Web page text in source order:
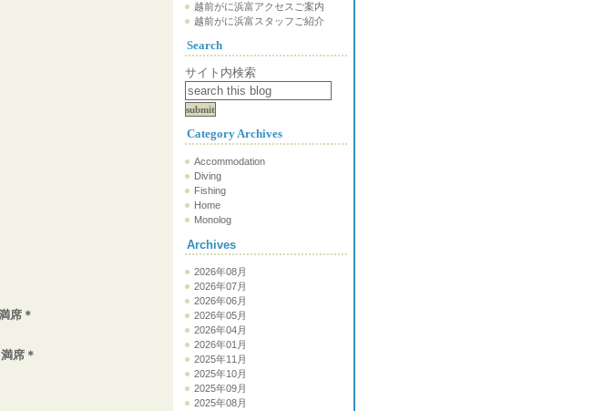
越前がに浜富アクセスご案内
越前がに浜富スタッフご紹介
Search
サイト内検索
Category Archives
Accommodation
Diving
Fishing
Home
Monolog
Archives
2026年08月
2026年07月
2026年06月
2026年05月
2026年04月
2026年01月
2025年11月
2025年10月
2025年09月
2025年08月
席＊
席＊